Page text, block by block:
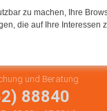
zu machen, Ihre
die auf Ihre Interessen
und Beratung
88840